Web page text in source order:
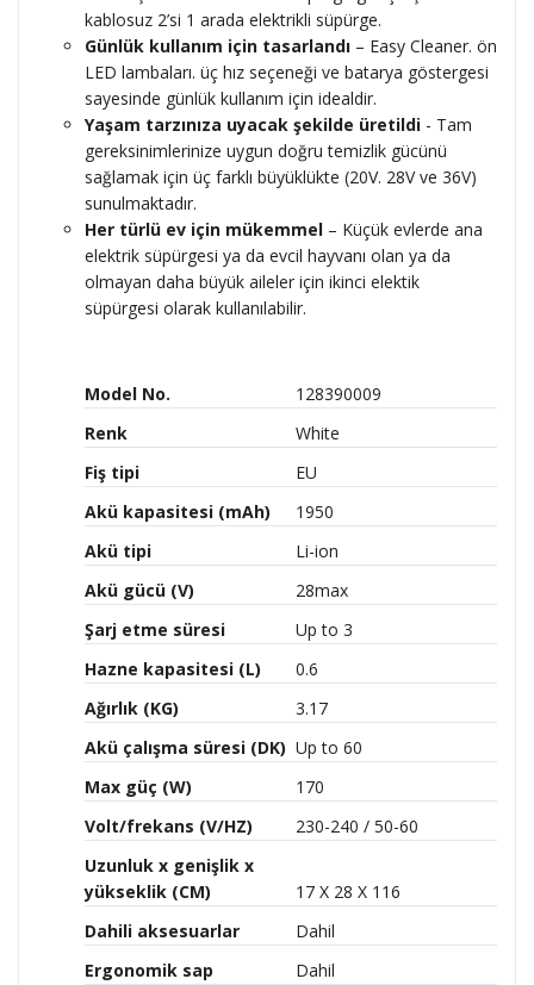
kablosuz 2’si 1 arada elektrikli süpürge.
Günlük kullanım için tasarlandı – Easy Cleaner. ön
LED lambaları. üç hız seçeneği ve batarya göstergesi
sayesinde günlük kullanım için idealdir.
Yaşam tarzınıza uyacak şekilde üretildi - Tam
gereksinimlerinize uygun doğru temizlik gücünü
sağlamak için üç farklı büyüklükte (20V. 28V ve 36V)
sunulmaktadır.
Her türlü ev için mükemmel – Küçük evlerde ana
elektrik süpürgesi ya da evcil hayvanı olan ya da
olmayan daha büyük aileler için ikinci elektik
süpürgesi olarak kullanılabilir.
Model No.
128390009
Renk
White
Fiş tipi
EU
Akü kapasitesi (mAh)
1950
Akü tipi
Li-ion
Akü gücü (V)
28max
Şarj etme süresi
Up to 3
Hazne kapasitesi (L)
0.6
Ağırlık (KG)
3.17
Akü çalışma süresi (DK) Up to 60
Max güç (W)
170
Volt/frekans (V/HZ)
230-240 / 50-60
Uzunluk x genişlik x
yükseklik (CM)
17 X 28 X 116
Dahili aksesuarlar
Dahil
Ergonomik sap
Dahil